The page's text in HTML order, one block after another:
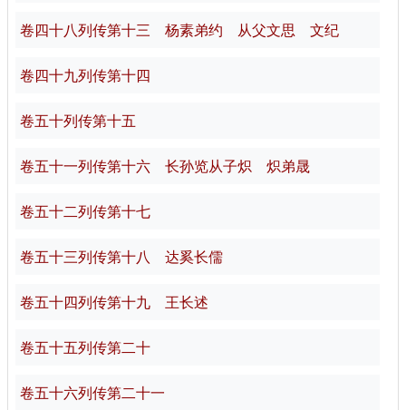
卷四十八列传第十三 杨素弟约 从父文思 文纪
卷四十九列传第十四
卷五十列传第十五
卷五十一列传第十六 长孙览从子炽 炽弟晟
卷五十二列传第十七
卷五十三列传第十八 达奚长儒
卷五十四列传第十九 王长述
卷五十五列传第二十
卷五十六列传第二十一